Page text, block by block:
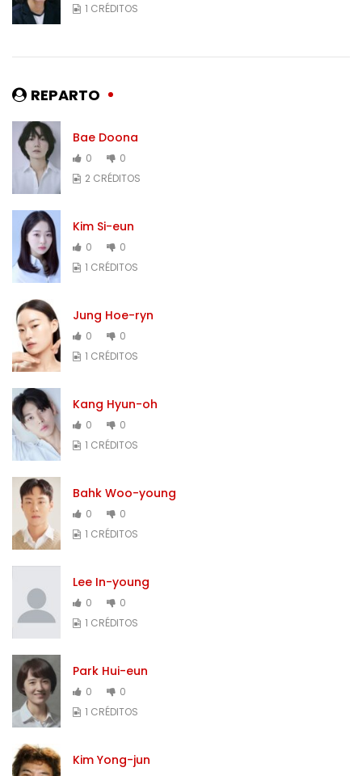
1 CRÉDITOS
REPARTO
Bae Doona
0
0
2 CRÉDITOS
Kim Si-eun
0
0
1 CRÉDITOS
Jung Hoe-ryn
0
0
1 CRÉDITOS
Kang Hyun-oh
0
0
1 CRÉDITOS
Bahk Woo-young
0
0
1 CRÉDITOS
Lee In-young
0
0
1 CRÉDITOS
Park Hui-eun
0
0
1 CRÉDITOS
Kim Yong-jun